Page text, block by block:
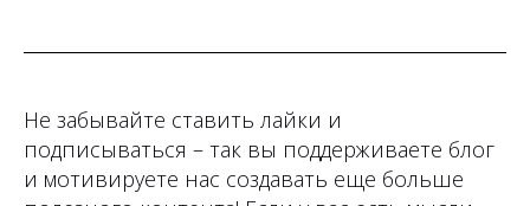
Не забывайте ставить лайки и
подписываться – так вы поддерживаете блог
и мотивируете нас создавать еще больше